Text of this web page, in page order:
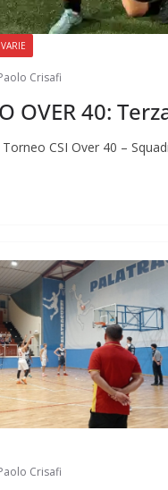
VARIE
Crisafi
OVER 40:
CSI Over 40 –
Crisafi